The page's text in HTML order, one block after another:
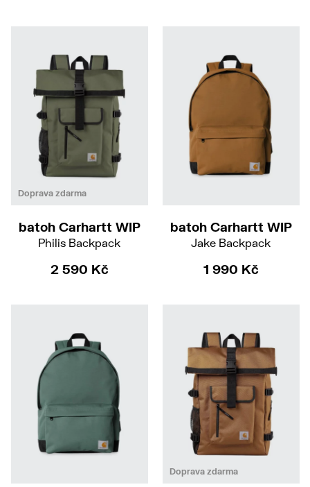
Doprava zdarma
batoh Carhartt WIP
Philis Backpack
2 590 Kč
batoh Carhartt WIP
Jake Backpack
1 990 Kč
Doprava zdarma